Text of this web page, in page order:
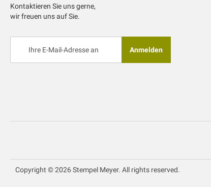
Kontaktieren Sie uns gerne,
wir freuen uns auf Sie.
sich
Anmelden
Copyright © 2026 Stempel Meyer. All rights reserved.